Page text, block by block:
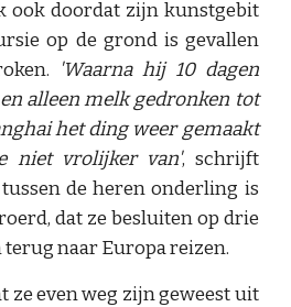
ook doordat zijn kunstgebit
op de grond is gevallen
'Waarna hij 10 dagen
alleen melk gedronken tot
het ding weer gemaakt
niet vrolijker van', schrijft
de heren onderling is
dat ze besluiten op drie
naar Europa reizen.
ze even weg zijn geweest uit